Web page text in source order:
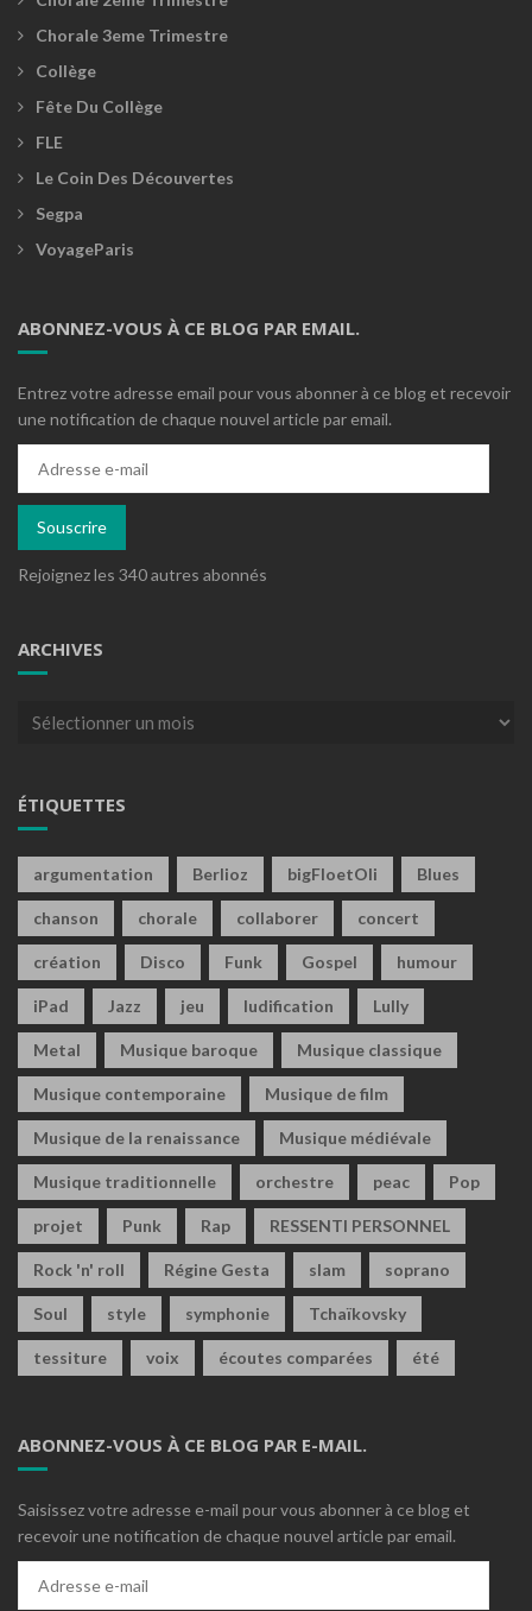
Chorale 3eme Trimestre
Collège
Fête Du Collège
FLE
Le Coin Des Découvertes
Segpa
VoyageParis
ABONNEZ-VOUS À CE BLOG PAR EMAIL.
Entrez votre adresse email pour vous abonner à ce blog et recevoir
une notification de chaque nouvel article par email.
mail
Souscrire
Rejoignez les 340 autres abonnés
ARCHIVES
Archives
ÉTIQUETTES
argumentation Berlioz bigFloetOli Blues
chanson chorale collaborer concert
création Disco Funk Gospel humour
iPad Jazz jeu ludification Lully
Metal Musique baroque Musique classique
Musique contemporaine Musique de film
Musique de la renaissance Musique médiévale
Musique traditionnelle orchestre peac Pop
projet Punk Rap RESSENTI PERSONNEL
Rock 'n' roll Régine Gesta slam soprano
Soul style symphonie Tchaïkovsky
tessiture voix écoutes comparées été
ABONNEZ-VOUS À CE BLOG PAR E-MAIL.
Saisissez votre adresse e-mail pour vous abonner à ce blog et
recevoir une notification de chaque nouvel article par email.